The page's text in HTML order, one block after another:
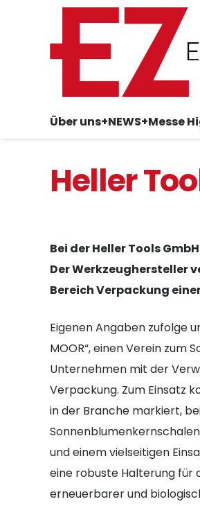
Über uns+NEWS+Messe
Heller
Bei der Heller Tools
Der Werkzeughersteller
Bereich Verpackung
Eigenen Angaben zufolge
MOOR“, einen Verein zum
Unternehmen mit der
Verpackung. Zum Einsatz
in der Branche markiert,
und einem vielseitigen
eine robuste Halterung für
erneuerbarer und